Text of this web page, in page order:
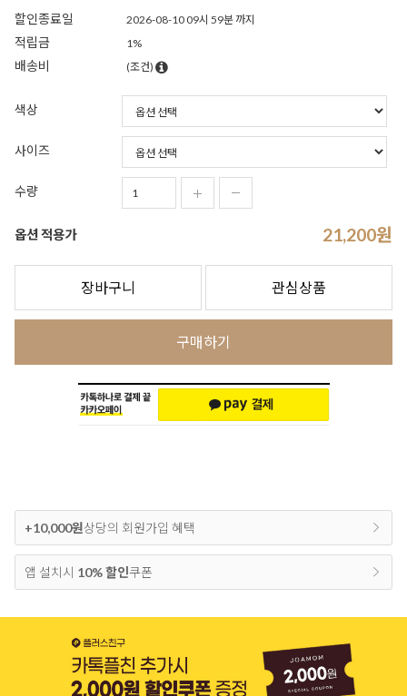
할인종료일 2026-08-10 09시 59분 까지
적립금 1%
배송비 (조건)
색상
사이즈
수량
옵션 적용가 21,200원
장바구니 관심상품
구매하기
+10,000원상당의 회원가입 혜택
앱 설치시 10% 할인쿠폰